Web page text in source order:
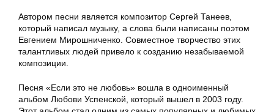
Автором песни является композитор Сергей Танеев,
который написал музыку, а слова были написаны поэтом
Евгением Мирошниченко. Совместное творчество этих
талантливых людей привело к созданию незабываемой
композиции.
Песня «Если это не любовь» вошла в одноименный
альбом Любови Успенской, который вышел в 2003 году.